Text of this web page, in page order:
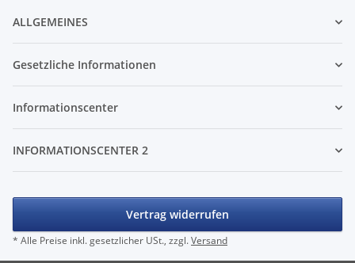
ALLGEMEINES
Gesetzliche Informationen
Informationscenter
INFORMATIONSCENTER 2
Vertrag widerrufen
* Alle Preise inkl. gesetzlicher USt., zzgl.Versand